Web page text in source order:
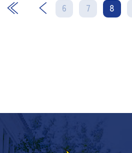
6 7 8